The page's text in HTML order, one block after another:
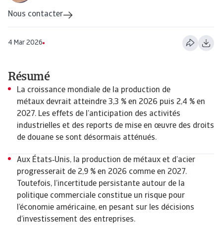
Nous contacter
4 Mar 2026
Résumé
La croissance mondiale de la production de
métaux devrait atteindre 3,3 % en 2026 puis 2,4 % en
2027. Les effets de l’anticipation des activités
industrielles et des reports de mise en œuvre des droits
de douane se sont désormais atténués.
Aux États‑Unis, la production de métaux et d’acier
progresserait de 2,9 % en 2026 comme en 2027.
Toutefois, l’incertitude persistante autour de la
politique commerciale constitue un risque pour
l’économie américaine, en pesant sur les décisions
d’investissement des entreprises.